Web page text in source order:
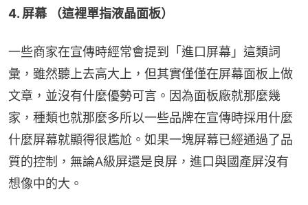
4. 屏幕 （這裡單指液晶面板）
一些商家在宣傳時經常會提到「進口屏幕」這類詞
彙，雖然聽上去高大上，但其實僅僅在屏幕面板上做
文章，並沒有什麼優勢可言。因為面板廠就那麼幾
家，種類也就那麼多所以一些品牌在宣傳時採用什麼
什麼屏幕就顯得很尷尬。如果一塊屏幕已經通過了品
質的控制，無論A級屏還是良屏，進口與國產屏沒有
想像中的大。